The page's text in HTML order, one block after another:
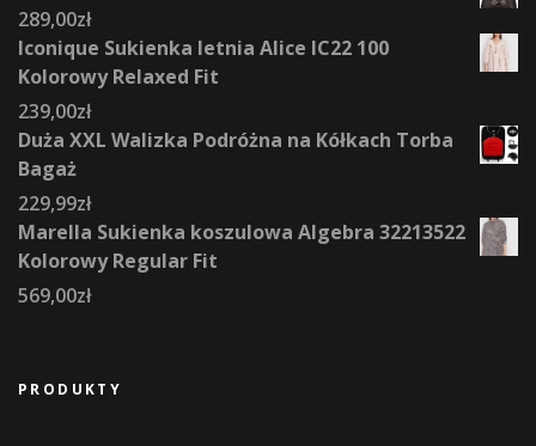
289,00zł
Iconique Sukienka letnia Alice IC22 100
Kolorowy Relaxed Fit
239,00zł
Duża XXL Walizka Podróżna na Kółkach Torba
Bagaż
229,99zł
Marella Sukienka koszulowa Algebra 32213522
Kolorowy Regular Fit
569,00zł
PRODUKTY